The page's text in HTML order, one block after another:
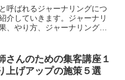
呼ばれるジャーナリングにつ
介していきます。ジャーナリ
、やり方、ジャーナリングで
さんのための集客講座１
上げアップの施策５選